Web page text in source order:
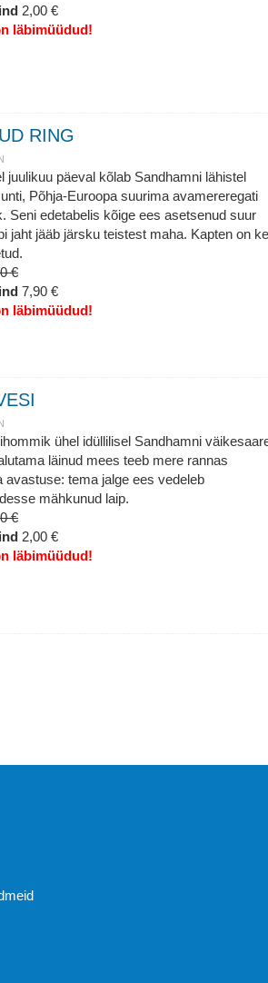
2,00 €
läbimüüdud!
RING
juulikuu päeval kõlab Sandhamni lähistel
Põhja-Euroopa suurima avamereregati
Seni edetabelis kõige ees asetsenud suur
jaht jääb järsku teistest maha. Kapten on
€
7,90 €
läbimüüdud!
ühel idüllilisel Sandhamni
läinud mees teeb mere rannas
avastuse: tema jalge ees vedeleb
mähkunud laip.
€
2,00 €
läbimüüdud!